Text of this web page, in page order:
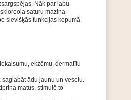
Nāk par labu
saturu mazina
sievišķās funkcijas kopumā.
ekzēmu, dermatītu
ādu jaunu un veselu.
matus, stimulē to